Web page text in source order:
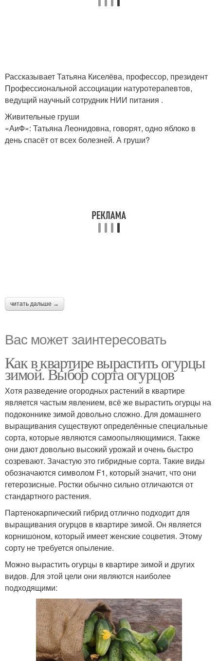
Рассказывает Татьяна Киселёва, профессор, президент
Профессиональной ассоциации натуротерапевтов,
ведущий научный сотрудник НИИ питания .
Живительные груши
«АиФ»: Татьяна Леонидовна, говорят, одно яблоко в
день спасёт от всех болезней. А груши?
читать дальше →
Вас может заинтересовать
Как в квартире вырастить огурцы
зимой. Выбор сорта огурцов
Хотя разведение огородных растений в квартире
является частым явлением, всё же вырастить огурцы на
подоконнике зимой довольно сложно. Для домашнего
выращивания существуют определённые специальные
сорта, которые являются самоопыляющимися. Также
они дают довольно высокий урожай и очень быстро
созревают. Зачастую это гибридные сорта. Такие виды
обозначаются символом F1, который значит, что они
гетерозисные. Ростки обычно сильно отличаются от
стандартного растения.
Партенокарпический гибрид отлично подходит для
выращивания огурцов в квартире зимой. Он является
корнишоном, который имеет женские соцветия. Этому
сорту не требуется опыление.
Можно вырастить огурцы в квартире зимой и других
видов. Для этой цели они являются наиболее
подходящими: